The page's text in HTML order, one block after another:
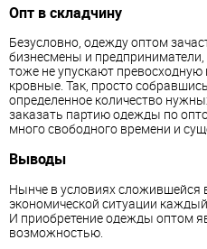
Опт в складчину
Безусловно, одежду оптом
бизнесмены и
тоже не упускают
кровные. Так, просто
определенное количество
заказать партию одежды по
много свободного времени и
Выводы
Нынче в условиях сложившейся
экономической ситуации
И приобретение одежды оптом
возможностью.